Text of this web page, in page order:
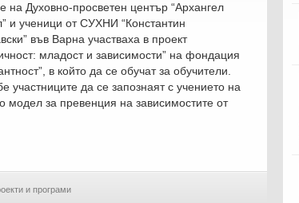
БЕРДЯЕВ
МОДЕЛ
ПРЕВЕНЦИЯ
ЗАВИСИМОСТИ
на Духовно-просветен център “Архангел
и ученици от СУХНИ “Константин
във Варна участваха в проект
младост и зависимости” на фондация
в който да се обучат за обучители.
участниците да се запознаят с учението на
за превенция на зависимостите от
и програми